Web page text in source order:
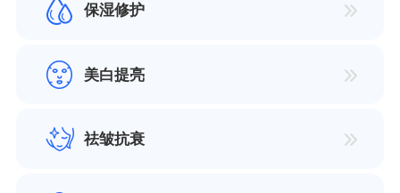
保湿修护
美白提亮
祛皱抗衰